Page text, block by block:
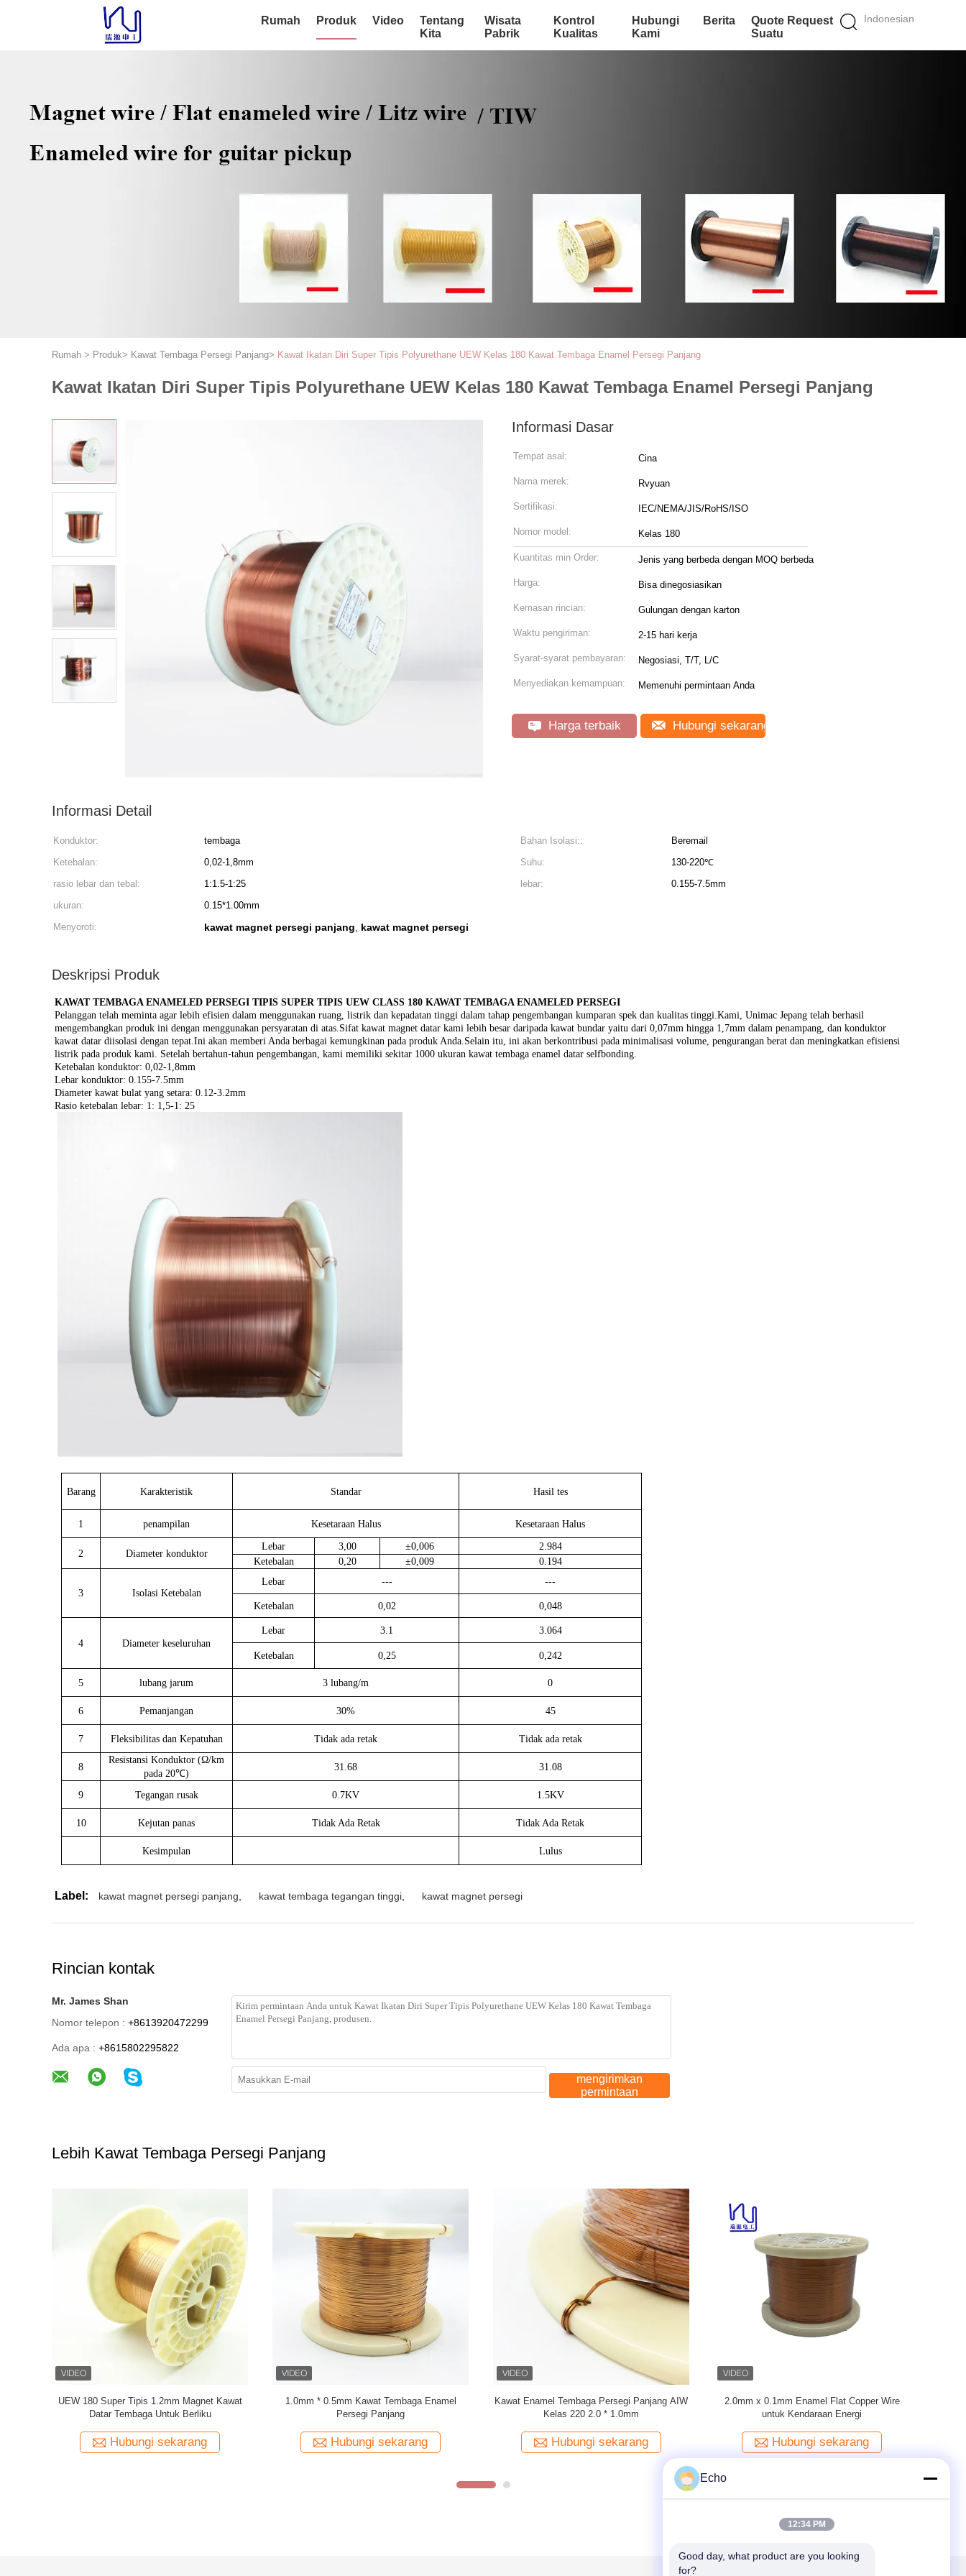
Indonesian
Rumah Produk Video
Tentang
Kita
Wisata
Pabrik
Kontrol
Kualitas
Hubungi
Kami
Berita
Quote Request
Suatu
Rumah > Produk> Kawat Tembaga Persegi Panjang> Kawat Ikatan Diri Super Tipis Polyurethane UEW Kelas 180 Kawat Tembaga Enamel Persegi Panjang
Kawat Ikatan Diri Super Tipis Polyurethane UEW Kelas 180 Kawat Tembaga Enamel Persegi Panjang
Informasi Dasar
Tempat asal: Cina
Nama merek: Rvyuan
Sertifikasi: IEC/NEMA/JIS/RoHS/ISO
Nomor model: Kelas 180
Kuantitas min Order: Jenis yang berbeda dengan MOQ berbeda
Harga: Bisa dinegosiasikan
Kemasan rincian: Gulungan dengan karton
Waktu pengiriman: 2-15 hari kerja
Syarat-syarat pembayaran: Negosiasi, T/T, L/C
Menyediakan kemampuan: Memenuhi permintaan Anda
Harga terbaik Hubungi sekarang
Informasi Detail
Konduktor: tembaga Bahan Isolasi::
Beremail
Ketebalan:
0,02-1,8mm Suhu:
130-220℃
rasio lebar dan tebal:
1:1.5-1:25 lebar:
0.155-7.5mm
ukuran:
0.15*1.00mm
Menyoroti:
kawat magnet persegi panjang, kawat magnet persegi
Deskripsi Produk
KAWAT TEMBAGA ENAMELED PERSEGI TIPIS SUPER TIPIS UEW CLASS 180 KAWAT TEMBAGA ENAMELED PERSEGI
Pelanggan telah meminta agar lebih efisien dalam menggunakan ruang, listrik dan kepadatan tinggi dalam tahap pengembangan kumparan spek dan kualitas tinggi.Kami, Unimac Jepang telah berhasil
mengembangkan produk ini dengan menggunakan persyaratan di atas.Sifat kawat magnet datar kami lebih besar daripada kawat bundar yaitu dari 0,07mm hingga 1,7mm dalam penampang, dan konduktor
kawat datar diisolasi dengan tepat.Ini akan memberi Anda berbagai kemungkinan pada produk Anda.Selain itu, ini akan berkontribusi pada minimalisasi volume, pengurangan berat dan meningkatkan efisiensi
listrik pada produk kami. Setelah bertahun-tahun pengembangan, kami memiliki sekitar 1000 ukuran kawat tembaga enamel datar selfbonding.
Ketebalan konduktor: 0,02-1,8mm
Lebar konduktor: 0.155-7.5mm
Diameter kawat bulat yang setara: 0.12-3.2mm
Rasio ketebalan lebar: 1: 1,5-1: 25
Barang Karakteristik Standar Hasil tes
1 penampilan Kesetaraan Halus Kesetaraan Halus
2 Diameter konduktor
Lebar 3,00 ±0,006
2.984
Ketebalan
0,20 ±0,009 0.194
3 Isolasi Ketebalan
Lebar --- ---
Ketebalan 0,02 0,048
4 Diameter keseluruhan
Lebar 3.1 3.064
Ketebalan 0,25 0,242
5 lubang jarum 3 lubang/m 0
6 Pemanjangan 30% 45
7 Fleksibilitas dan Kepatuhan Tidak ada retak Tidak ada retak
8
Resistansi Konduktor (Ω/km
pada 20℃)
31.68 31.08
9 Tegangan rusak 0.7KV 1.5KV
10 Kejutan panas Tidak Ada Retak Tidak Ada Retak
Kesimpulan Lulus
Label: kawat magnet persegi panjang kawat tembaga tegangan tinggi kawat magnet persegi
Rincian kontak
Mr. James Shan
Nomor telepon : +8613920472299
Ada apa : +8615802295822
mengirimkan
permintaan
Lebih Kawat Tembaga Persegi Panjang
Super 1.8mmx0.2mm UL AIW Lapisan Wire
Tembaga Lapisan Lapisan Untuk Motor
Hubungi sekarang
UEWH Kawat tembaga berenamel persegi
panjang super tipis 1,5 mm x 0,1 mm untuk
Hubungi sekarang
Custom berkualitas tinggi datar enamel kawat
tembaga persegi panjang kawat tembaga untuk
Hubungi sekarang
Kawat Tembaga Berliku Magnet Persegi
Panjang/Datar Beremail Ultra Halus 0.1Mm
Hubungi sekarang
Echo
12:34 PM
Good day, what product are you looking
for?